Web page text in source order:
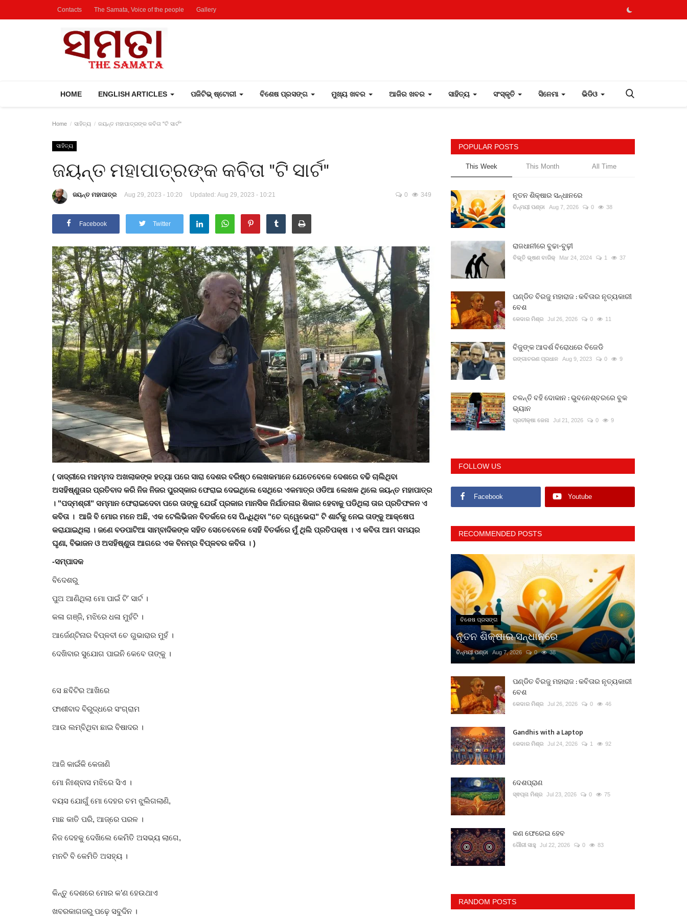
Contacts The Samata, Voice of the people Gallery
HOME ENGLISH ARTICLES ପଜିଟିଭ୍ ଷ୍ଟୋରୀ ବିଶେଷ ପ୍ରସଙ୍ଗ ମୁଖ୍ୟ ଖବର ଆଜିର ଖବର ସାହିତ୍ୟ ସଂସ୍କୃତି ସିନେମା ଭିଡିଓ
Home ସାହିତ୍ୟ ଜୟନ୍ତ ମହାପାତ୍ରଙ୍କ କବିତା "ଟି ସାର୍ଟ"
ସାହିତ୍ୟ
ଜୟନ୍ତ ମହାପାତ୍ରଙ୍କ କବିତା "ଟି ସାର୍ଟ"
ଜୟନ୍ତ ମହାପାତ୍ର Aug 29, 2023 - 10:20 Updated: Aug 29, 2023 - 10:21 0 349
Facebook Twitter
( ଦାଦ୍ରୀରେ ମହମ୍ମଦ ଅଖଲାକଙ୍କ ହତ୍ୟା ପରେ ସାରା ଦେଶର ବରିଷ୍ଠ ଲେଖକମାନେ ଯେତେବେଳେ ଦେଶରେ ବଢି ଚାଲିଥିବା
ଅସହିଷ୍ଣୁତାର ପ୍ରତିବାଦ କରି ନିଜ ନିଜର ପୁରସ୍କାର ଫେରାଇ ଦେଇଥିଲେ ସେଥିରେ ଏକମାତ୍ର ଓଡିଆ ଲେଖକ ଥିଲେ ଜୟନ୍ତ ମହାପାତ୍ର
। "ପଦ୍ମଶ୍ରୀ" ସମ୍ମାନ ଫେରାଇଦେବା ପରେ ତାଙ୍କୁ ଯେଉଁ ପ୍ରକାର ମାନସିକ ନିର୍ଯାତନାର ଶିକାର ହେବାକୁ ପଡିଥିଲା ତାର ପ୍ରତିଫଳନ ଏ
କବିତା । ଆଜି ବି ମୋର ମନେ ଅଛି, ଏକ ଟେଲିଭିଜନ ବିତର୍କରେ ସେ ପିନ୍ଧିଥିବା "ଚେ ଗ୍ୱେଭେରା" ଟି ଶାର୍ଟକୁ ନେଇ ତାଙ୍କୁ ଆକ୍ଷେପ
କରାଯାଇଥିଲା । ଜଣେ ବଡପାଟିଆ ସାମ୍ବାଦିକଙ୍କ ସହିତ ସେତେବେଳେ ସେହି ବିତର୍କରେ ମୁଁ ଥିଲି ପ୍ରତିପକ୍ଷ । ଏ କବିତା ଆମ ସମୟର
ଘୃଣା, ବିଭାଜନ ଓ ଅସହିଷ୍ଣୁତା ଆଗରେ ଏକ ବିନମ୍ର ବିପ୍ଳବର କବିତା । )
-ସମ୍ପାଦକ
ବିଦେଶରୁ
ପୁଅ ଆଣିଥିଲା ମୋ ପାଇଁ ଟି' ସାର୍ଟ ।
କଳା ଗଞ୍ଜି, ମଝିରେ ଧଳା ମୁହଁଟି ।
ଆର୍ଜେଣ୍ଟିନାର ବିପ୍ଳବୀ ଚେ ଗୁଭାରାର ମୁହଁ ।
ଦେଖ‌ିବାର ସୁଯୋଗ ପାଇନି କେବେ ତାଙ୍କୁ ।
ସେ ଛବିଟିର ଆଖିରେ
ଫାଶୀବାଦ ବିରୁଦ୍ଧରେ ସଂଗ୍ରାମ
ଆଉ ଲମ୍ବିଥିବା ଛାଇ ବିଷାଦର ।
ଆଜି କାଇଁକି କେଜାଣି
ମୋ ନିଃଶ୍ବାସ ମଝିରେ ସିଏ ।
ବୟସ ଯୋଗୁଁ ମୋ ଦେହର ଚମ ଝୁଲିଗଲାଣି,
ମାଛ କାତି ପରି, ଆଜ୍‌ରେ ପରଳ ।
ନିଜ ଦେହକୁ ଦେଖ‌ିଲେ କେମିତି ଅସଭ୍ୟ ଲାଗେ,
ମନଟି ବି କେମିତି ଅସହ୍ୟ ।
କିନ୍ତୁ ଦେଶରେ ମୋର କ’ଣ ହେଉଥାଏ
ଖବରକାଗଜରୁ ପଢ଼େ ସବୁଦିନ ।
POPULAR POSTS
This Week This Month All Time
ନୂତନ ଶିକ୍ଷାର ସନ୍ଧାନରେ
ଚିନ୍ମୟୀ ପଣ୍ଡା Aug 7, 2026 0 38
ରାଜଧାନୀରେ ବୁଢା-ବୁଢ଼ୀ
ବିଭୂତି ଭୂଷଣ ବାରିକ୍ Mar 24, 2024 1 37
ପଣ୍ଡିତ ବିରଜୁ ମହାରାଜ : କବିତାର ନୃତ୍ୟକାରୀ
ବେଶ
କେଦାର ମିଶ୍ର Jul 26, 2026 0 11
ବିଜୁଙ୍କ ଆଦର୍ଶ ବିରୋଧରେ ବିଜେଡି
ରଙ୍ଗାଚରଣ ପ୍ରଧାନ Aug 9, 2023 0 9
ଚଳନ୍ତି ବହି ଦୋକାନ : ଭୁବନେଶ୍ବରରେ ବୁକ
ଭ୍ୟାନ
ପ୍ରତୀକ୍ଷା ଜେନା Jul 21, 2026 0 9
FOLLOW US
Facebook Youtube
RECOMMENDED POSTS
ବିଶେଷ ପ୍ରସଙ୍ଗ
ନୂତନ ଶିକ୍ଷାର ସନ୍ଧାନରେ
ଚିନ୍ମୟୀ ପଣ୍ଡା Aug 7, 2026 0 38
ପଣ୍ଡିତ ବିରଜୁ ମହାରାଜ : କବିତାର ନୃତ୍ୟକାରୀ
ବେଶ
କେଦାର ମିଶ୍ର Jul 26, 2026 0 46
Gandhis with a Laptop
କେଦାର ମିଶ୍ର Jul 24, 2026 1 92
ଦେଶପ୍ରାଣ
ସ୍ଵପ୍ନା ମିଶ୍ର Jul 23, 2026 0 75
କଣ ଫେରେଇ ହେବ
ଗୌରୀ ସାହୁ Jul 22, 2026 0 83
RANDOM POSTS